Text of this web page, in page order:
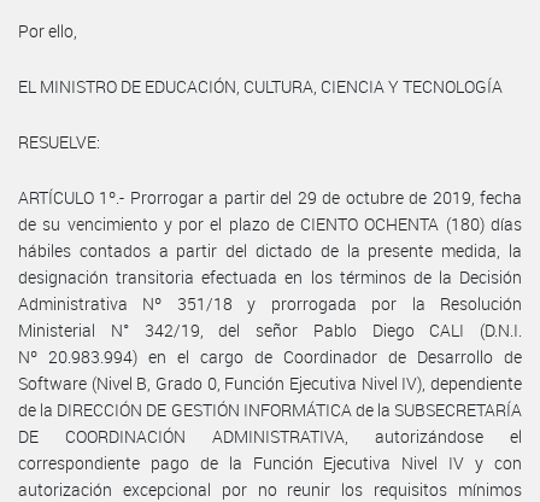
Por ello,
EL MINISTRO DE EDUCACIÓN, CULTURA, CIENCIA Y TECNOLOGÍA
RESUELVE:
ARTÍCULO 1º.- Prorrogar a partir del 29 de octubre de 2019, fecha
de su vencimiento y por el plazo de CIENTO OCHENTA (180) días
hábiles contados a partir del dictado de la presente medida, la
designación transitoria efectuada en los términos de la Decisión
Administrativa Nº 351/18 y prorrogada por la Resolución
Ministerial N° 342/19, del señor Pablo Diego CALI (D.N.I.
Nº 20.983.994) en el cargo de Coordinador de Desarrollo de
Software (Nivel B, Grado 0, Función Ejecutiva Nivel IV), dependiente
de la DIRECCIÓN DE GESTIÓN INFORMÁTICA de la SUBSECRETARÍA
DE COORDINACIÓN ADMINISTRATIVA, autorizándose el
correspondiente pago de la Función Ejecutiva Nivel IV y con
autorización excepcional por no reunir los requisitos mínimos